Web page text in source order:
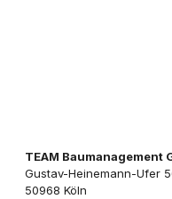
TEAM Baumanagement
Gustav-Heinemann-Ufer
50968 Köln